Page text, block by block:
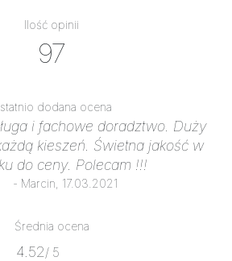
Ilość opinii
97
dodana ocena
i fachowe doradztwo. Duży
kieszeń. Świetna jakość w
do ceny. Polecam !!!
- Marcin, 17.03.2021
Średnia ocena
4.52/ 5